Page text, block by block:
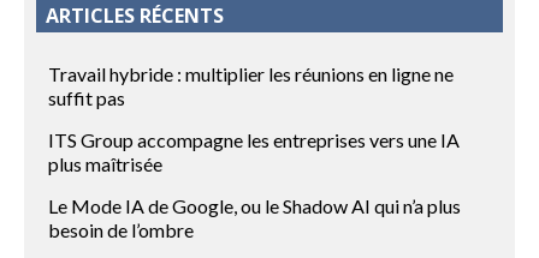
ARTICLES RÉCENTS
Travail hybride : multiplier les réunions en ligne ne
suffit pas
ITS Group accompagne les entreprises vers une IA
plus maîtrisée
Le Mode IA de Google, ou le Shadow AI qui n’a plus
besoin de l’ombre